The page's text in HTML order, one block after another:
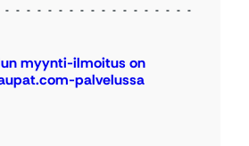
myynti-ilmoitus on
palvelussa